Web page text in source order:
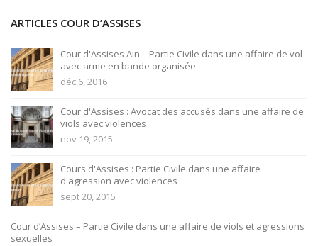
ARTICLES COUR D’ASSISES
Cour d'Assises Ain – Partie Civile dans une affaire de vol
avec arme en bande organisée
déc 6, 2016
Cour d'Assises : Avocat des accusés dans une affaire de
viols avec violences
nov 19, 2015
Cours d'Assises : Partie Civile dans une affaire
d'agression avec violences
sept 20, 2015
Cour d’Assises – Partie Civile dans une affaire de viols et agressions
sexuelles